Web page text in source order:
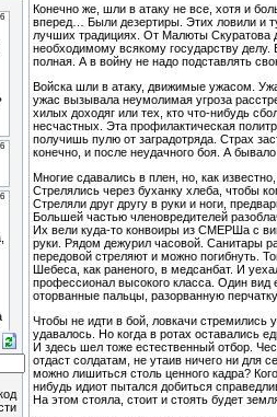
Конечно же, шли в атаку не все, хотя и
вперед… Были дезертиры. Этих ловили и
лучших традициях. От Малюты Скуратова
необходимому всякому государству
полная. А в войну не надо подставлять
Войска шли в атаку, движимые ужасом.
ужас вызывала неумолимая угроза
хилых доходяг или тех, кто что-нибудь
несчастных. Эта профилактическая
получишь пулю от заградотряда. Страх
конечно, и после неудачного боя. А
Многие сдавались в плен, но, как
Стрелялись через буханку хлеба, чтобы
Стреляли друг другу в руки и ноги,
Большей частью членовредителей
Их вели куда-то конвоиры из СМЕРШа с
руки. Рядом дежурил часовой. Санитары
передовой стреляют и можно погибнуть.
Шебеса, как раненого, в медсанбат. И
профессионал высокого класса. Один
оторванные пальцы, разорванную
Чтобы не идти в бой, ловкачи стремились
удавалось. Но когда в ротах оставались
И здесь шел тоже естественный отбор.
отдаст солдатам, не утаив ничего ни для
можно лишиться столь ценного кадра?
нибудь идиот пытался добиться
На этом стояла, стоит и стоять будет